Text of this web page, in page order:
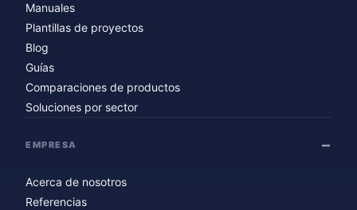
Manuales
Plantillas de proyectos
Blog
Guías
Comparaciones de productos
Soluciones por sector
EMPRESA
Acerca de nosotros
Referencias